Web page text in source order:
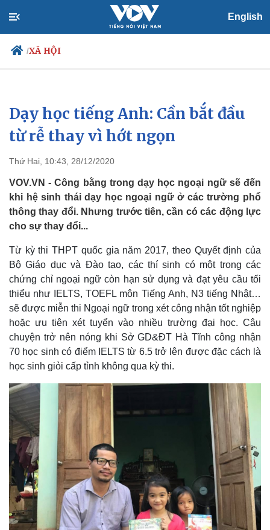
English
/XÃ HỘI
Chính trị
Đảng
Tổ chức nhân sự
Nhận diện sự thật
Xã hội
Dự báo thời tiết
Việc làm
Biển đảo
Dạy học tiếng Anh: Cần bắt đầu
từ rễ thay vì hớt ngọn
Thứ Hai, 10:43, 28/12/2020
VOV.VN - Công bằng trong dạy học ngoại ngữ sẽ đến
khi hệ sinh thái dạy học ngoại ngữ ở các trường phổ
thông thay đổi. Nhưng trước tiên, cần có các động lực
cho sự thay đổi...
Từ kỳ thi THPT quốc gia năm 2017, theo Quyết định của
Bộ Giáo dục và Đào tạo, các thí sinh có một trong các
chứng chỉ ngoại ngữ còn hạn sử dụng và đạt yêu cầu tối
thiểu như IELTS, TOEFL môn Tiếng Anh, N3 tiếng Nhật…
sẽ được miễn thi Ngoại ngữ trong xét công nhận tốt nghiệp
hoặc ưu tiên xét tuyển vào nhiều trường đại học. Câu
chuyện trở nên nóng khi Sở GD&ĐT Hà Tĩnh công nhận
70 học sinh có điểm IELTS từ 6.5 trở lên được đặc cách là
học sinh giỏi cấp tỉnh không qua kỳ thi.